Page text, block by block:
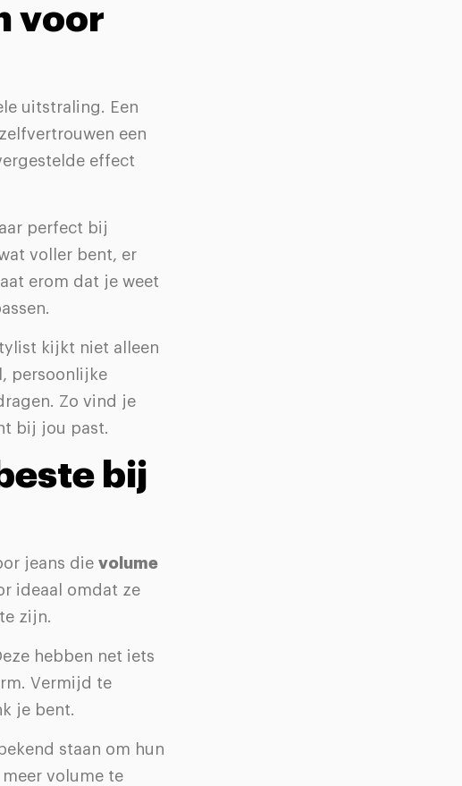
voor
uitstraling. Een
een
effect
perfect bij
voller bent, er
erom dat je weet
kijkt niet alleen
persoonlijke
Zo vind je
bij jou past.
bij
jeans die volume
ideaal omdat ze
zijn.
hebben net iets
Vermijd te
je bent.
staan om hun
volume te